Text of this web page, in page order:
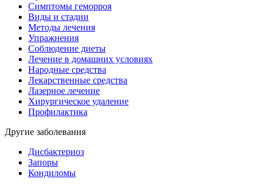
Симптомы геморроя
Виды и стадии
Методы лечения
Упражнения
Соблюдение диеты
Лечение в домашних условиях
Народные средства
Лекарственные средства
Лазерное лечение
Хирургическое удаление
Профилактика
Другие заболевания
Дисбактериоз
Запоры
Кондиломы